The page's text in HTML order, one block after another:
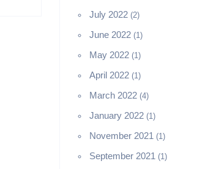
July 2022 (2)
June 2022 (1)
May 2022 (1)
April 2022 (1)
March 2022 (4)
January 2022 (1)
November 2021 (1)
September 2021 (1)